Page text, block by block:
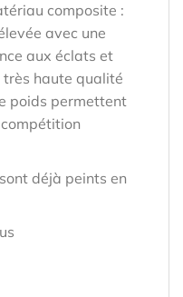
composite :
avec une
aux éclats et
haute qualité
poids permettent
déjà peints en